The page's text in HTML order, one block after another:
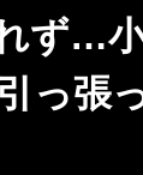
ず…
っ張